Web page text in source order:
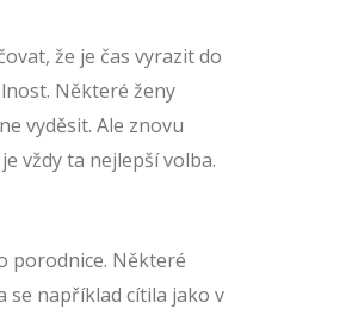
že je čas vyrazit do
Některé ženy
vyděsit. Ale znovu
vždy ta nejlepší volba.
porodnice. Některé
se například cítila jako v